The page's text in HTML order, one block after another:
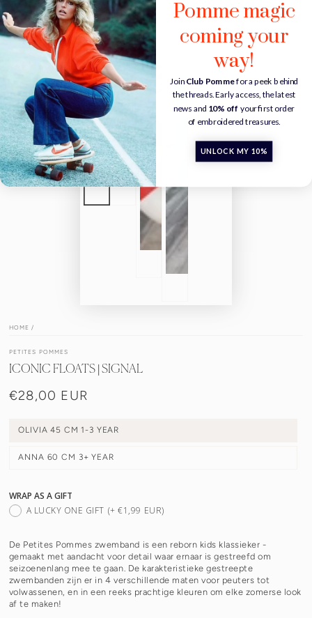
HOME /
PETITES POMMES
ICONIC FLOATS | SIGNAL
Normale
€28,00 EUR
OLIVIA 45 CM 1-3 YEAR
ANNA 60 CM 3+ YEAR
WRAP AS A GIFT
A LUCKY ONE GIFT (+ €1,99 EUR)
De Petites Pommes zwemband is een reborn kids klassieker -
gemaakt met aandacht voor detail waar ernaar is gestreefd om
seizoenenlang mee te gaan. De karakteristieke gestreepte
zwembanden zijn er in 4 verschillende maten voor peuters tot
volwassenen, en in een reeks prachtige kleuren om elke zomerse look
af te maken!
Pomme magic
coming your
way!
Join Club Pommefor a peek behind
the threads. Early access, the latest
news and 10% off your first order
of embroidered treasures.
UNLOCK MY 10%